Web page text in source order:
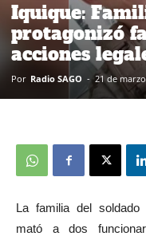
Iquique:
protagonizó
acciones
Por Radio SAGO - 21 de
La familia del soldado
mató a dos